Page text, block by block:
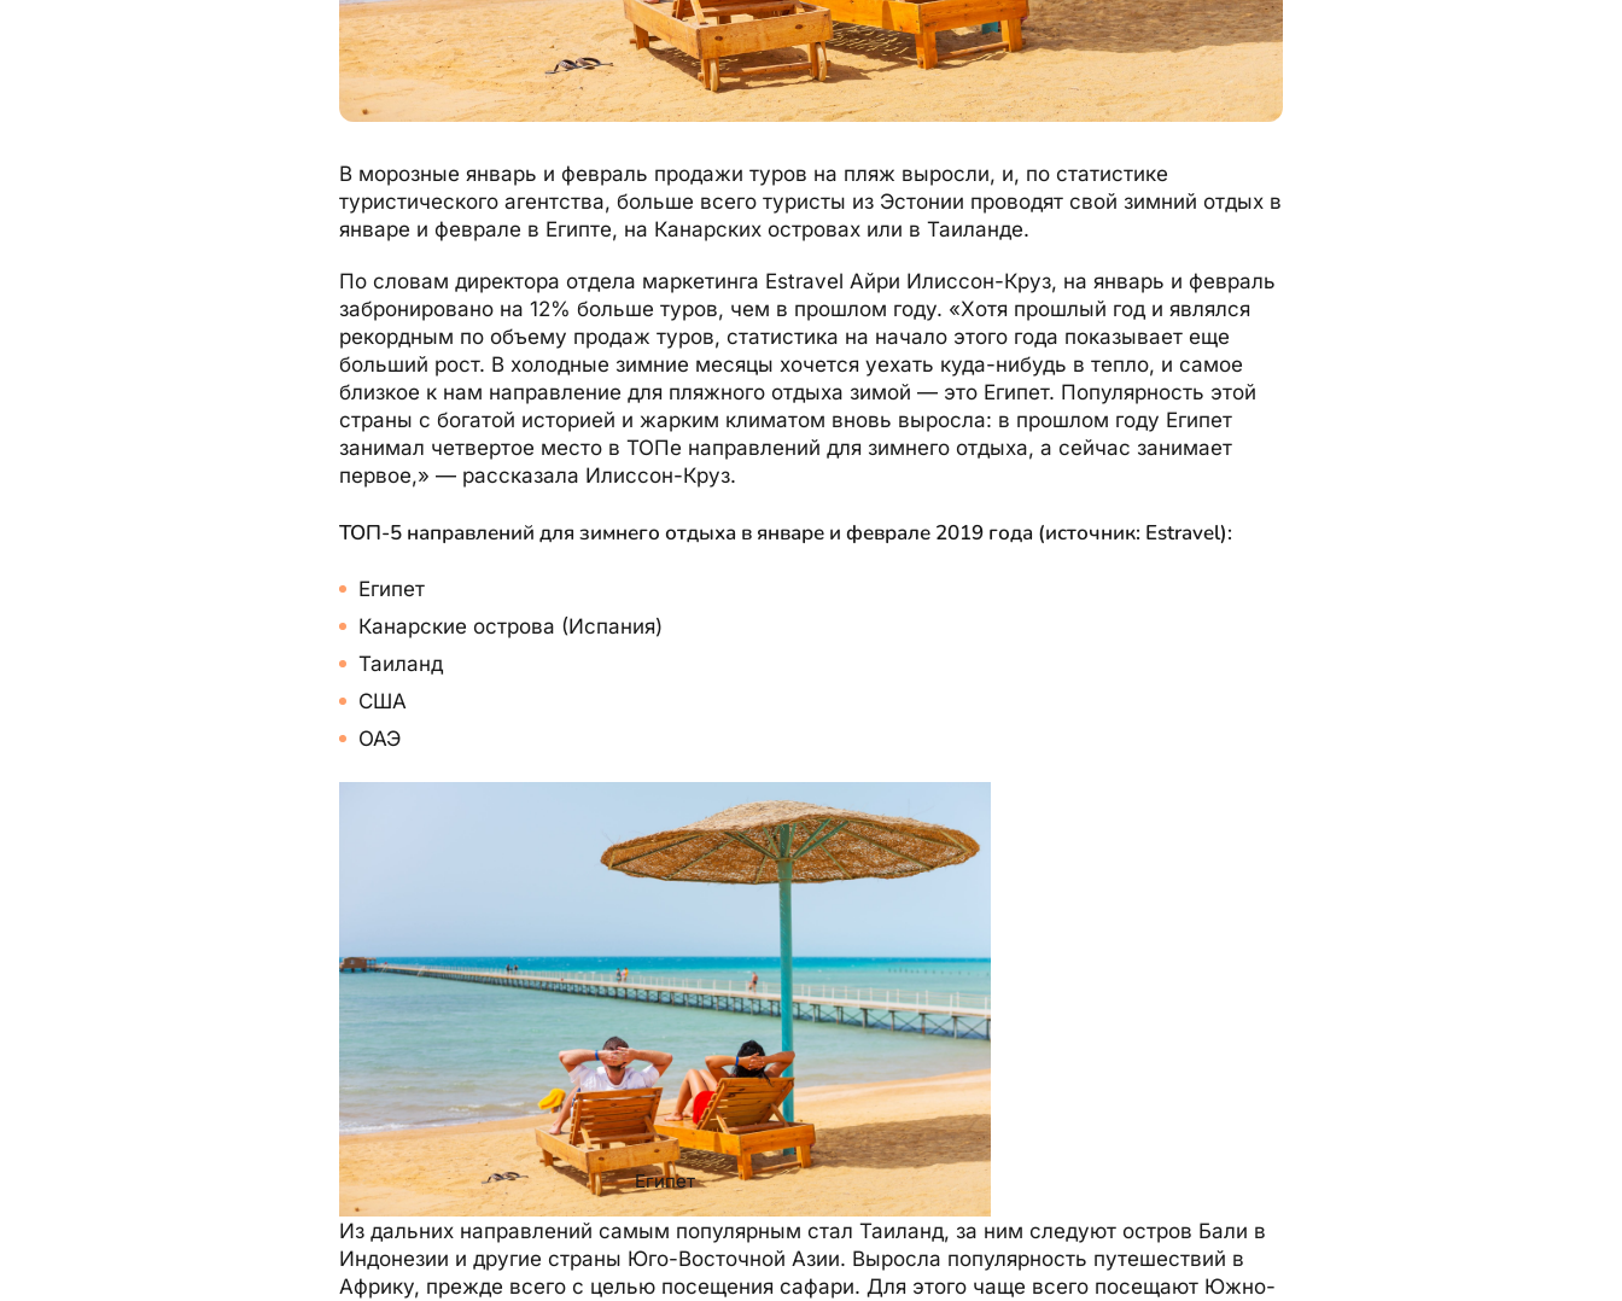
В морозные январь и февраль продажи туров на пляж выросли, и, по статистике
туристического агентства, больше всего туристы из Эстонии проводят свой зимний отдых в
январе и феврале в Египте, на Канарских островах или в Таиланде.
По словам директора отдела маркетинга Estravel Айри Илиссон-Круз, на январь и февраль
забронировано на 12% больше туров, чем в прошлом году. «Хотя прошлый год и являлся
рекордным по объему продаж туров, статистика на начало этого года показывает еще
больший рост. В холодные зимние месяцы хочется уехать куда-нибудь в тепло, и самое
близкое к нам направление для пляжного отдыха зимой — это Египет. Популярность этой
страны с богатой историей и жарким климатом вновь выросла: в прошлом году Египет
занимал четвертое место в ТОПе направлений для зимнего отдыха, а сейчас занимает
первое,» — рассказала Илиссон-Круз.
ТОП-5 направлений для зимнего отдыха в январе и феврале 2019 года (источник: Estravel):
Египет
Канарские острова (Испания)
Таиланд
США
ОАЭ
Египет
Из дальних направлений самым популярным стал Таиланд, за ним следуют остров Бали в
Индонезии и другие страны Юго-Восточной Азии. Выросла популярность путешествий в
Африку, прежде всего с целью посещения сафари. Для этого чаще всего посещают Южно-